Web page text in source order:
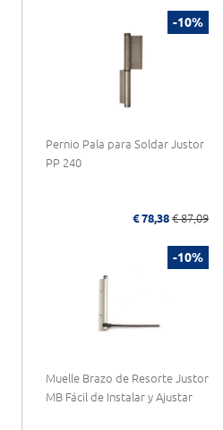
-10%
Pernio Pala para Soldar Justor
PP 240
€ 78,38 € 87,09
-10%
Muelle Brazo de Resorte Justor
MB Fácil de Instalar y Ajustar